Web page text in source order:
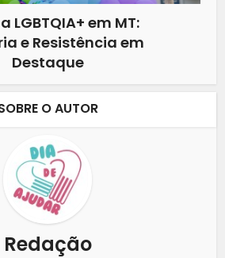
LGBTQIA+ em MT:
e Resistência em
Destaque
O AUTOR
Redação